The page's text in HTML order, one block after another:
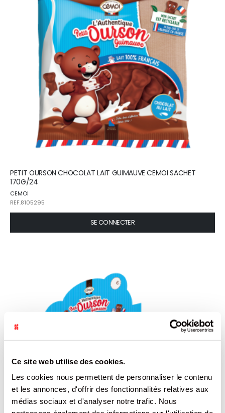
Ce site web utilise des cookies.
Les cookies nous permettent de personnaliser le contenu
et les annonces, d'offrir des fonctionnalités relatives aux
médias sociaux et d'analyser notre trafic. Nous
PETIT OURSON CHOCOLAT LAIT GUIMAUVE CEMOI SACHET
170G/24
CEMOI
REF.8105295
SE CONNECTER